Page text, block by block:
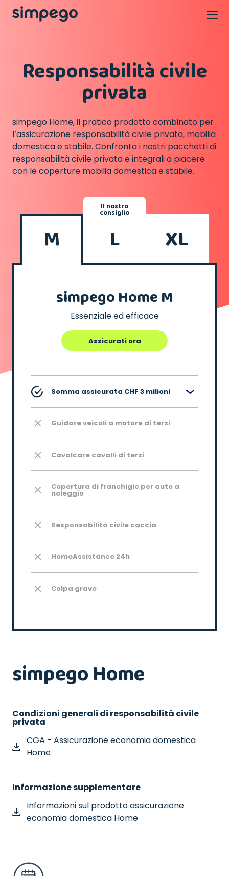
Responsabilità civile
privata
simpego Home, il pratico prodotto combinato per
l’assicurazione responsabilità civile privata, mobilia
domestica e stabile. Confronta i nostri pacchetti di
responsabilità civile privata e integrali a piacere
con le coperture mobilia domestica e stabile.
M L
Il nostro
consiglio
XL
simpego Home M
Essenziale ed efficace
Assicurati ora
Somma assicurata CHF 3 milioni
Guidare veicoli a motore di terzi
Cavalcare cavalli di terzi
Copertura di franchigie per auto a
noleggio
Responsabilità civile caccia
HomeAssistance 24h
Colpa grave
simpego Home
Condizioni generali di responsabilità civile
privata
CGA - Assicurazione economia domestica
Home
Informazione supplementare
Informazioni sul prodotto assicurazione
economia domestica Home